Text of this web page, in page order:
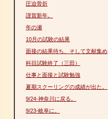
圧迫骨折
謹賀新年。
年の瀬
10月の試験の結果
面接の結果待ち、そして文献集め
科目試験終了（三田）
仕事と面接と試験勉強
夏期スクーリングの成績が出た。
9/24-神奈川に戻る。
9/23-岐阜に。